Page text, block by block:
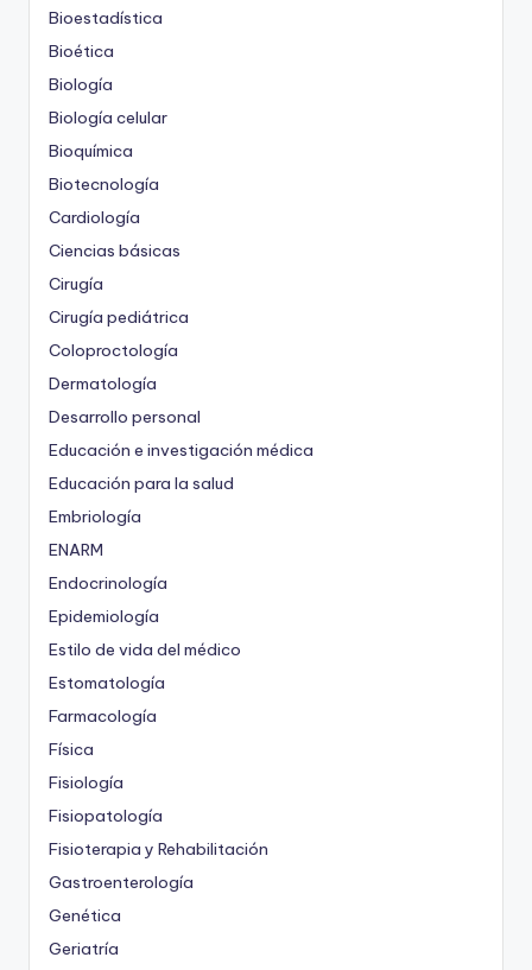
Bioestadística
Bioética
Biología
Biología celular
Bioquímica
Biotecnología
Cardiología
Ciencias básicas
Cirugía
Cirugía pediátrica
Coloproctología
Dermatología
Desarrollo personal
Educación e investigación médica
Educación para la salud
Embriología
ENARM
Endocrinología
Epidemiología
Estilo de vida del médico
Estomatología
Farmacología
Física
Fisiología
Fisiopatología
Fisioterapia y Rehabilitación
Gastroenterología
Genética
Geriatría